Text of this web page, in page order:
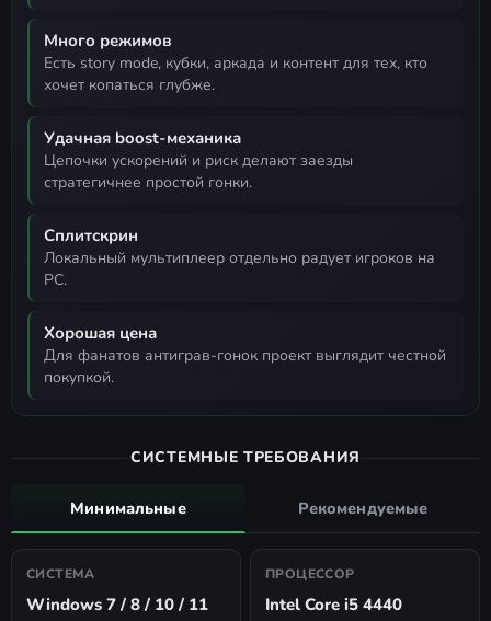
Много режимов
есть story mode, кубки, аркада и контент для тех, кто
хочет копаться глубже.
Удачная boost-механика
цепочки ускорений и риск делают заезды
стратегичнее простой гонки.
Сплитскрин
локальный мультиплеер отдельно радует игроков на
PC.
Хорошая цена
для фанатов антиграв-гонок проект выглядит честной
покупкой.
СИСТЕМНЫЕ ТРЕБОВАНИЯ
Минимальные Рекомендуемые
СИСТЕМА
Windows 7 / 8 / 10 / 11
ПРОЦЕССОР
Intel Core i5 4440